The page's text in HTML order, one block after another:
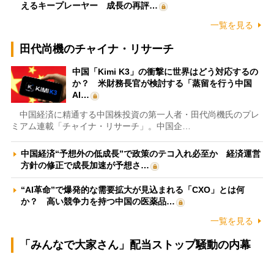
えるキープレーヤー 成長の再評…
一覧を見る
田代尚機のチャイナ・リサーチ
中国「Kimi K3」の衝撃に世界はどう対応するの
か？ 米財務長官が検討する「蒸留を行う中国
AI…
中国経済に精通する中国株投資の第一人者・田代尚機氏のプレ
ミアム連載「チャイナ・リサーチ」。中国企…
中国経済“予想外の低成長”で政策のテコ入れ必至か 経済運営
方針の修正で成長加速が予想さ…
“AI革命”で爆発的な需要拡大が見込まれる「CXO」とは何
か？ 高い競争力を持つ中国の医薬品…
一覧を見る
「みんなで大家さん」配当ストップ騒動の内幕